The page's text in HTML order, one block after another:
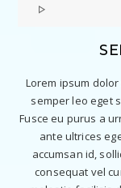
Lorem ipsum
semper leo eget
Fusce eu purus a
ante ultrices
accumsan id,
consequat vel